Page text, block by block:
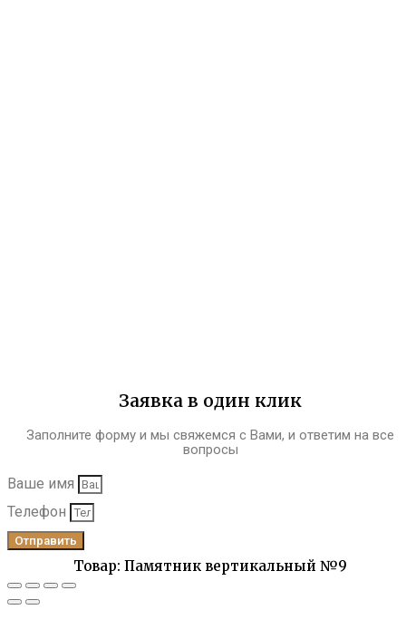
Заявка в один клик
Заполните форму и мы свяжемся с Вами, и ответим на все
вопросы
Ваше имя
Телефон
Отправить
Товар: Памятник вертикальный №9